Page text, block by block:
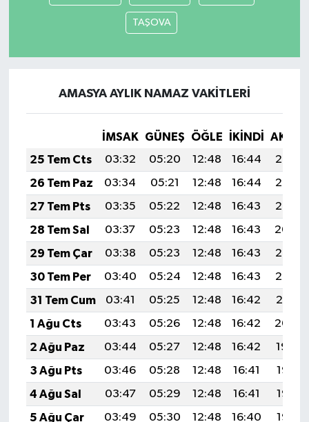
TAŞOVA
AMASYA AYLIK NAMAZ VAKITLERI
İMSAK GÜNEŞ ÖĞLE İKINDI
25 Tem Cts
03:32 05:20 12:48 16:44
20:07
26 Tem Paz
03:34 05:21 12:48 16:44
20:06
27 Tem Pts
03:35 05:22 12:48 16:43
20:05
28 Tem Sal
03:37 05:23 12:48 16:43
20:04
29 Tem Çar
03:38 05:23 12:48 16:43
20:03
30 Tem Per
03:40 05:24 12:48 16:43
20:02
31 Tem Cum
03:41 05:25 12:48 16:42
20:01
1 Ağu Cts
03:43 05:26 12:48 16:42
20:00
2 Ağu Paz
03:44 05:27 12:48 16:42
19:59
3 Ağu Pts
03:46 05:28 12:48 16:41
19:58
4 Ağu Sal
03:47 05:29 12:48 16:41
19:57
5 Ağu Çar
03:49 05:30 12:48 16:40
19:56